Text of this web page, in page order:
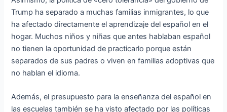
Trump ha separado a muchas familias inmigrantes, lo que
ha afectado directamente el aprendizaje del español en el
hogar. Muchos niños y niñas que antes hablaban español
no tienen la oportunidad de practicarlo porque están
separados de sus padres o viven en familias adoptivas que
no hablan el idioma.
Además, el presupuesto para la enseñanza del español en
las escuelas también se ha visto afectado por las políticas